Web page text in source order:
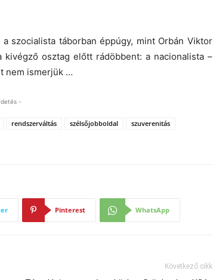
szocialista táborban éppúgy, mint Orbán Viktor
kivégző osztag előtt rádöbbent: a nacionalista –
nem ismerjük …
-
rendszerváltás szélsőjobboldal
szuverenitás
Pinterest WhatsApp
Következő cikk